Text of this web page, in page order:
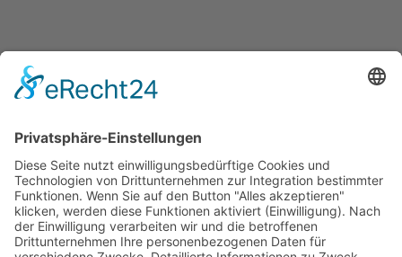
Jetzt teilen
Facebook Twitter
Pinterest WhatsApp Telegram
XING Email